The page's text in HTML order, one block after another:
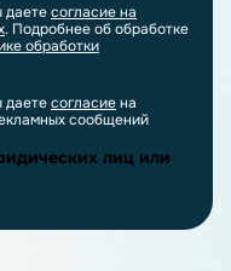
даетесогласие на
. Подробнее об обработке
обработки
даетесогласиена
сообщений
лиц или